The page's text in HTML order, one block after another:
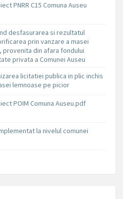
PNRR C15 Comuna Auseu
desfasurarea si rezultatul
prin vanzare a masei
provenita din afara fondului
privata a Comunei Auseu
licitatiei publica in plic inchis
lemnoase pe picior
POIM Comuna Auseu.pdf
la nivelul comunei